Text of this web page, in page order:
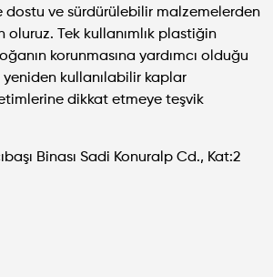
dostu ve sürdürülebilir malzemelerden
oluruz. Tek kullanımlık plastiğin
korunmasına yardımcı olduğu
kullanılabilir kaplar
dikkat etmeye teşvik
Binası Sadi Konuralp Cd., Kat:2